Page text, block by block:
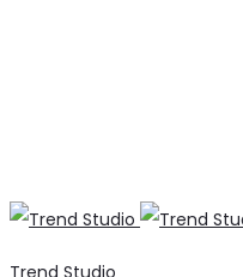
Trend Studio